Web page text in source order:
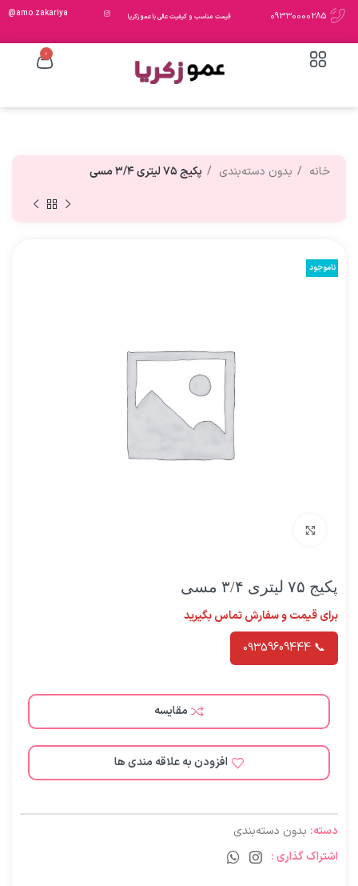
09330000285 قیمت مناسب و کیفیت عالی با عمو زکریا amo.zakariya@
0
خانه بدون دسته‌بندی پکیج ۷۵ لیتری ۳/۴ مسی
ناموجود
پکیج ۷۵ لیتری ۳/۴ مسی
برای قیمت و سفارش تماس بگیرید
📞 ۰۹۳59609444
مقایسه
افزودن به علاقه مندی ها
دسته: بدون دسته‌بندی
اشتراک گذاری :